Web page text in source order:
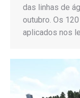
das linhas de
outubro. Os
aplicados nos